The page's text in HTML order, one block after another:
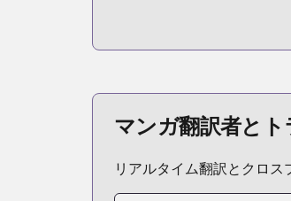
マンガ翻訳者と
リアルタイム翻訳とクロス